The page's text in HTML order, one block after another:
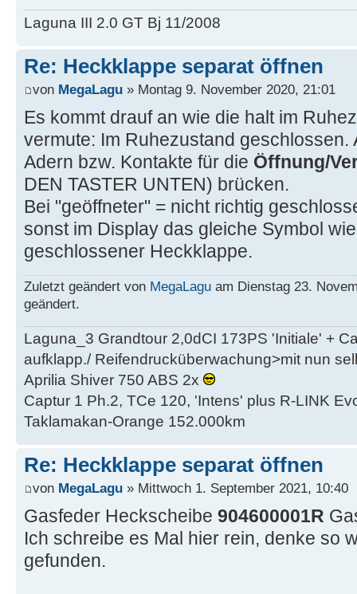
Laguna III 2.0 GT Bj 11/2008
Re: Heckklappe separat öffnen
von MegaLagu » Montag 9. November 2020, 21:01
Es kommt drauf an wie die halt im
vermute: Im Ruhezustand geschlossen.
Adern bzw. Kontakte für die Öffnung/
DEN TASTER UNTEN) brücken.
Bei "geöffneter" = nicht richtig
sonst im Display das gleiche Symbol
geschlossener Heckklappe.
Zuletzt geändert von MegaLagu am Dienstag 23.
geändert.
Laguna_3 Grandtour 2,0dCI 173PS 'Initiale' +
aufklapp./ Reifendrucküberwachung>mit nun
Aprilia Shiver 750 ABS 2x
Captur 1 Ph.2, TCe 120, 'Intens' plus R-LINK
Taklamakan-Orange 152.000km
Re: Heckklappe separat öffnen
von MegaLagu » Mittwoch 1. September 2021, 10:40
Gasfeder Heckscheibe 904600001R
Ich schreibe es Mal hier rein, denke so
gefunden.